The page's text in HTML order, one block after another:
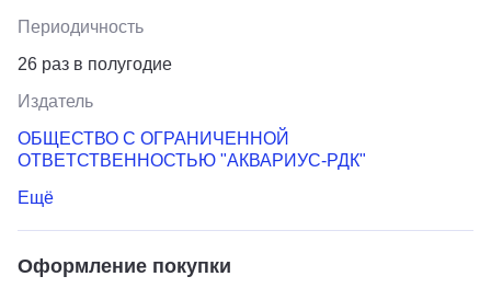
Периодичность
26 раз в полугодие
Издатель
ОБЩЕСТВО С ОГРАНИЧЕННОЙ
ОТВЕТСТВЕННОСТЬЮ "АКВАРИУС-РДК"
Ещё
Оформление покупки